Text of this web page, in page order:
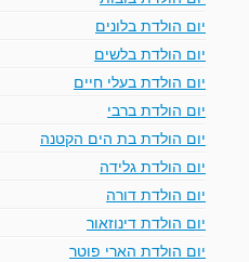
יום הולדת בלונים
יום הולדת בלשים
יום הולדת בעלי חיים
יום הולדת ברבי
יום הולדת בת הים הקטנה
יום הולדת גלידה
יום הולדת דורה
יום הולדת דינוזאור
יום הולדת הארי פוטר